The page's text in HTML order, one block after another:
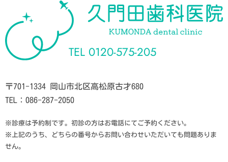
TEL 0120-575-205
〒701-1334 岡山市北区高松原古才680
TEL：086-287-2050
※診療は予約制です。初診の方はお電話にてご予約ください。
※上記のうち、どちらの番号からお問い合わせいただいても問題ありま
せん。